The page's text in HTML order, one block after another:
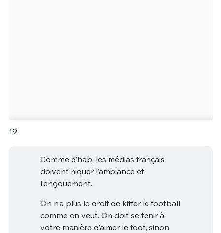
19.
Comme d’hab, les médias français
doivent niquer l’ambiance et
l’engouement.
On n’a plus le droit de kiffer le football
comme on veut. On doit se tenir à
votre manière d’aimer le foot, sinon